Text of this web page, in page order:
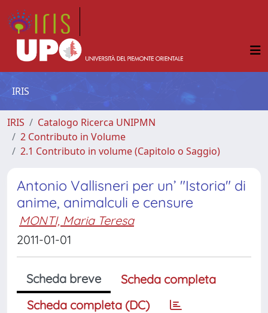
IRIS
IRIS
Catalogo Ricerca UNIPMN
2 Contributo in Volume
2.1 Contributo in volume (Capitolo o Saggio)
Antonio Vallisneri per un’ "Istoria" di
anime, animalculi e censure
MONTI, Maria Teresa
2011-01-01
Scheda breve
Scheda completa
Scheda completa (DC)